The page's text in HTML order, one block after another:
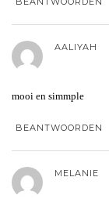
AALIYAH
mooi en simmple
BEANTWOORDEN
MELANIE